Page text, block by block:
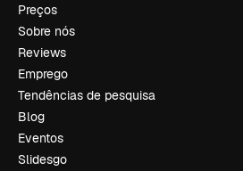
Preços
Sobre nós
Reviews
Emprego
Tendências de pesquisa
Blog
Eventos
Slidesgo